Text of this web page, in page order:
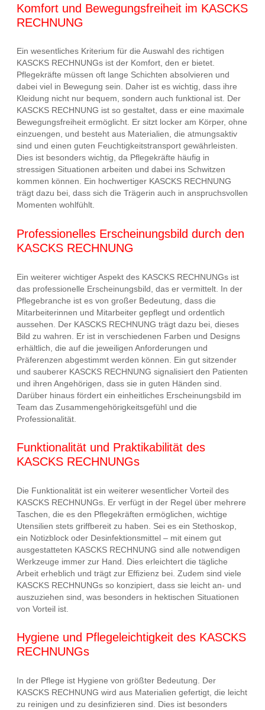
Komfort und Bewegungsfreiheit im KASCKS
RECHNUNG
Ein wesentliches Kriterium für die Auswahl des richtigen
KASCKS RECHNUNGs ist der Komfort, den er bietet.
Pflegekräfte müssen oft lange Schichten absolvieren und
dabei viel in Bewegung sein. Daher ist es wichtig, dass ihre
Kleidung nicht nur bequem, sondern auch funktional ist. Der
KASCKS RECHNUNG ist so gestaltet, dass er eine maximale
Bewegungsfreiheit ermöglicht. Er sitzt locker am Körper, ohne
einzuengen, und besteht aus Materialien, die atmungsaktiv
sind und einen guten Feuchtigkeitstransport gewährleisten.
Dies ist besonders wichtig, da Pflegekräfte häufig in
stressigen Situationen arbeiten und dabei ins Schwitzen
kommen können. Ein hochwertiger KASCKS RECHNUNG
trägt dazu bei, dass sich die Trägerin auch in anspruchsvollen
Momenten wohlfühlt.
Professionelles Erscheinungsbild durch den
KASCKS RECHNUNG
Ein weiterer wichtiger Aspekt des KASCKS RECHNUNGs ist
das professionelle Erscheinungsbild, das er vermittelt. In der
Pflegebranche ist es von großer Bedeutung, dass die
Mitarbeiterinnen und Mitarbeiter gepflegt und ordentlich
aussehen. Der KASCKS RECHNUNG trägt dazu bei, dieses
Bild zu wahren. Er ist in verschiedenen Farben und Designs
erhältlich, die auf die jeweiligen Anforderungen und
Präferenzen abgestimmt werden können. Ein gut sitzender
und sauberer KASCKS RECHNUNG signalisiert den Patienten
und ihren Angehörigen, dass sie in guten Händen sind.
Darüber hinaus fördert ein einheitliches Erscheinungsbild im
Team das Zusammengehörigkeitsgefühl und die
Professionalität.
Funktionalität und Praktikabilität des
KASCKS RECHNUNGs
Die Funktionalität ist ein weiterer wesentlicher Vorteil des
KASCKS RECHNUNGs. Er verfügt in der Regel über mehrere
Taschen, die es den Pflegekräften ermöglichen, wichtige
Utensilien stets griffbereit zu haben. Sei es ein Stethoskop,
ein Notizblock oder Desinfektionsmittel – mit einem gut
ausgestatteten KASCKS RECHNUNG sind alle notwendigen
Werkzeuge immer zur Hand. Dies erleichtert die tägliche
Arbeit erheblich und trägt zur Effizienz bei. Zudem sind viele
KASCKS RECHNUNGs so konzipiert, dass sie leicht an- und
auszuziehen sind, was besonders in hektischen Situationen
von Vorteil ist.
Hygiene und Pflegeleichtigkeit des KASCKS
RECHNUNGs
In der Pflege ist Hygiene von größter Bedeutung. Der
KASCKS RECHNUNG wird aus Materialien gefertigt, die leicht
zu reinigen und zu desinfizieren sind. Dies ist besonders